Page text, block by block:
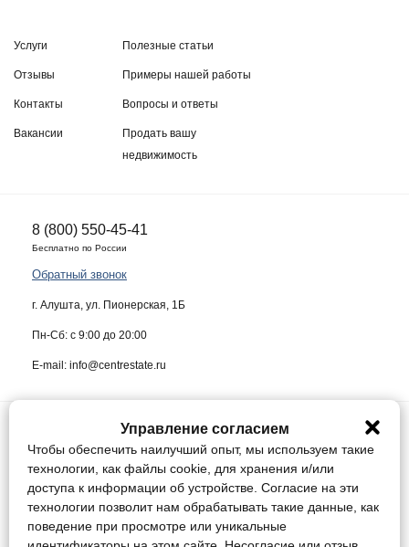
Услуги
Отзывы
Контакты
Вакансии
Полезные статьи
Примеры нашей работы
Вопросы и ответы
Продать вашу
недвижимость
8 (800) 550-45-41
Бесплатно по России
Обратный звонок
г. Алушта, ул. Пионерская, 1Б
Пн-Сб: с 9:00 до 20:00
E-mail: info@centrestate.ru
ИП Жуков Виктор Васильевич ИНН 910218942064
Данный сайт носит информационный характер и ни при каких условиях
не является публичной офертой, определяемой положениями статьи
437 Гражданского кодекса Российской Федерации.
Конфиденциальность
Управление согласием
Чтобы обеспечить наилучший опыт, мы используем такие
технологии, как файлы cookie, для хранения и/или
доступа к информации об устройстве. Согласие на эти
технологии позволит нам обрабатывать такие данные, как
поведение при просмотре или уникальные